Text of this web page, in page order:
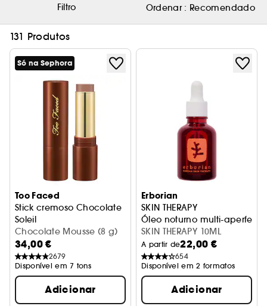
Filtro Ordenar : Recomendado
131 Produtos
Só na Sephora
Too Faced
Stick cremoso Chocolate
Soleil
Stick bronzeador e esculpidor
Chocolate Mousse (8 g)
34,00 €
2679
Disponível em 7 tons
Adicionar
Erborian
SKIN THERAPY
Óleo noturno multi-
SKIN THERAPY 10ML
A partir de22,00 €
654
Disponível em 2 formatos
Adicionar